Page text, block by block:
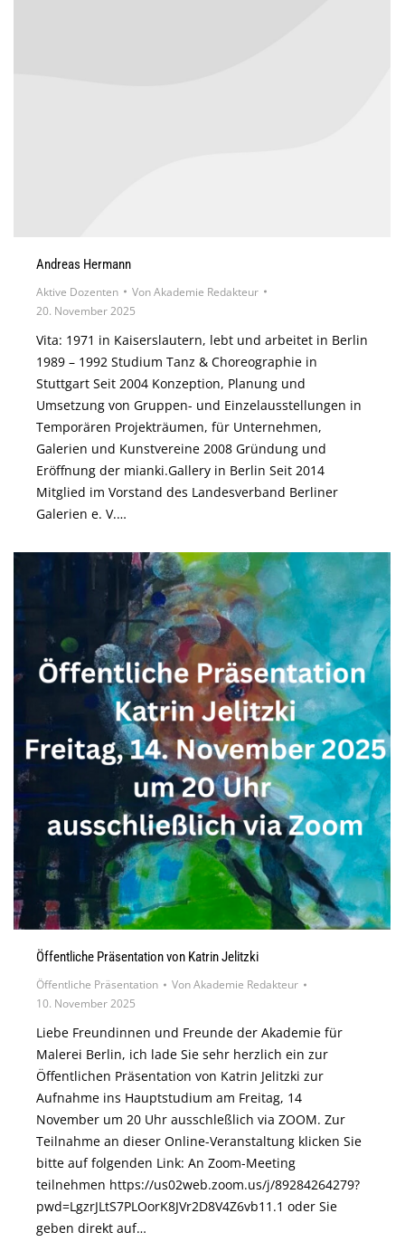
Andreas Hermann
Aktive Dozenten VonAkademie Redakteur
20. November 2025
Vita: 1971 in Kaiserslautern, lebt und arbeitet in Berlin
1989 – 1992 Studium Tanz & Choreographie in
Stuttgart Seit 2004 Konzeption, Planung und
Umsetzung von Gruppen- und Einzelausstellungen in
Temporären Projekträumen, für Unternehmen,
Galerien und Kunstvereine 2008 Gründung und
Eröffnung der mianki.Gallery in Berlin Seit 2014
Mitglied im Vorstand des Landesverband Berliner
Galerien e. V.…
Öffentliche Präsentation von Katrin Jelitzki
Öffentliche Präsentation VonAkademie Redakteur
10. November 2025
Liebe Freundinnen und Freunde der Akademie für
Malerei Berlin, ich lade Sie sehr herzlich ein zur
Öffentlichen Präsentation von Katrin Jelitzki zur
Aufnahme ins Hauptstudium am Freitag, 14
November um 20 Uhr ausschleßlich via ZOOM. Zur
Teilnahme an dieser Online-Veranstaltung klicken Sie
bitte auf folgenden Link: An Zoom-Meeting
teilnehmen https://us02web.zoom.us/j/89284264279?
pwd=LgzrJLtS7PLOorK8JVr2D8V4Z6vb11.1 oder Sie
geben direkt auf…